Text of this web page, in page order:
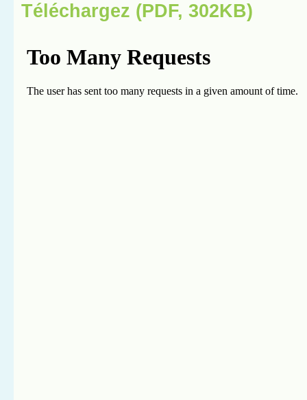
Téléchargez (PDF, 302KB)